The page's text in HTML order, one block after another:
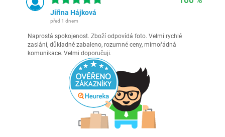
Jiřina Hájková
před 1 dnem
Naprostá spokojenost. Zboží odpovídá foto. Velmi rychlé
zaslání, důkladně zabaleno, rozumné ceny, mimořádná
komunikace. Velmi doporučuji.